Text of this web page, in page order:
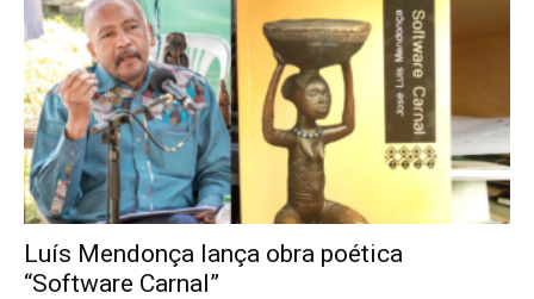
Luís Mendonça lança obra poética
“Software Carnal”